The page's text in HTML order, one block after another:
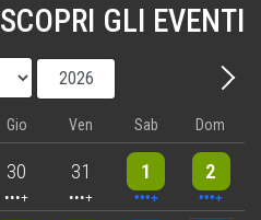
SCOPRI GLI EVENTI
Anno
Gio Ven Sab Dom
30
5 events 31
5 events 1
9 events 2
8 events